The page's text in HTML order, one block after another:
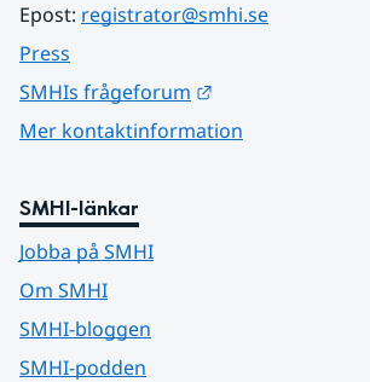
Epost: registrator@smhi.se
Press
SMHIs frågeforum
Mer kontaktinformation
SMHI-länkar
Jobba på SMHI
Om SMHI
SMHI-bloggen
SMHI-podden